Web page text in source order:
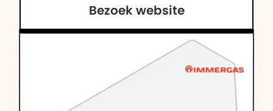
Bezoek website